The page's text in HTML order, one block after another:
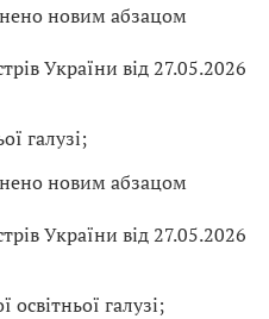
новим абзацом
України від 27.05.2026
галузі;
новим абзацом
України від 27.05.2026
освітньої галузі;